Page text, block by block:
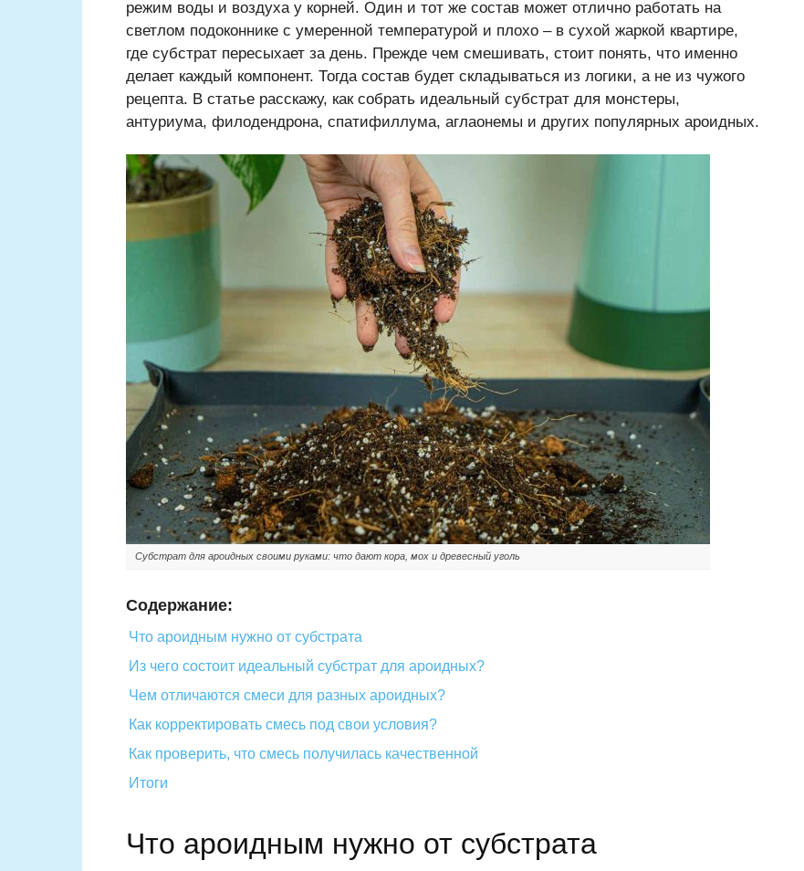
режим воды и воздуха у корней. Один и тот же состав может отлично работать на
светлом подоконнике с умеренной температурой и плохо – в сухой жаркой квартире,
где субстрат пересыхает за день. Прежде чем смешивать, стоит понять, что именно
делает каждый компонент. Тогда состав будет складываться из логики, а не из чужого
рецепта. В статье расскажу, как собрать идеальный субстрат для монстеры,
антуриума, филодендрона, спатифиллума, аглаонемы и других популярных ароидных.
Субстрат для ароидных своими руками: что дают кора, мох и древесный уголь
Содержание:
Что ароидным нужно от субстрата
Из чего состоит идеальный субстрат для ароидных?
Чем отличаются смеси для разных ароидных?
Как корректировать смесь под свои условия?
Как проверить, что смесь получилась качественной
Итоги
Что ароидным нужно от субстрата